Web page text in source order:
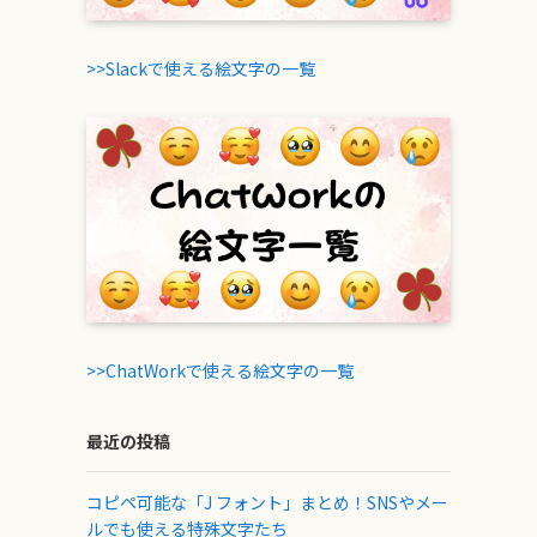
>>Slackで使える絵文字の一覧
>>ChatWorkで使える絵文字の一覧
最近の投稿
コピペ可能な「J フォント」まとめ！SNSやメー
ルでも使える特殊文字たち